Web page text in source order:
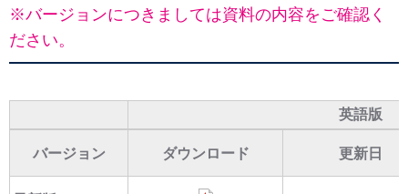
※バージョンにつきましては資料の内容をご確認く
ださい。
英語版
バージョン ダウンロード 更新日